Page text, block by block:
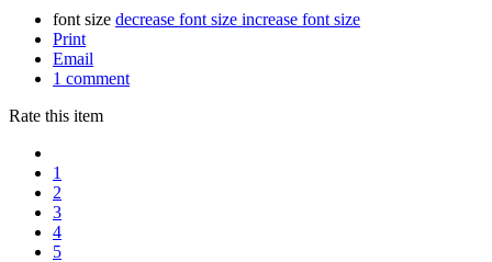
font size decrease font size increase font size
Print
Email
1 comment
Rate this item
1
2
3
4
5